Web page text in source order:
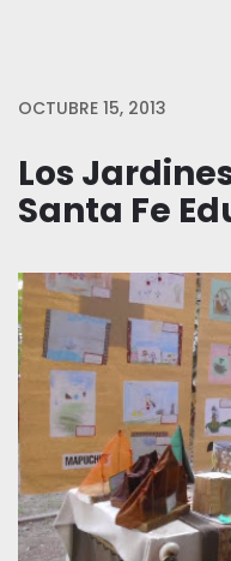
OCTUBRE 15, 2013
Los
Santa Fe